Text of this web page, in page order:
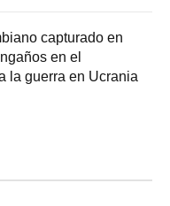
capturado en
en el
la guerra en Ucrania